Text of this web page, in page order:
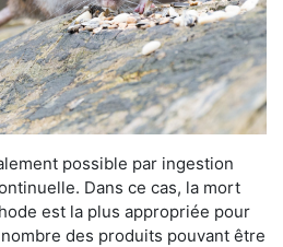
possible par ingestion
Dans ce cas, la mort
est la plus appropriée pour
des produits pouvant être